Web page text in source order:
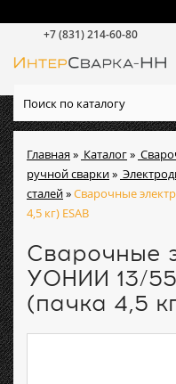
Главная» Каталог»
ручной сварки»
сталей»Сварочные
4,5 кг) ESAB
Сварочные
УОНИИ 13/
(пачка 4,5
+7 (831) 214-60-80